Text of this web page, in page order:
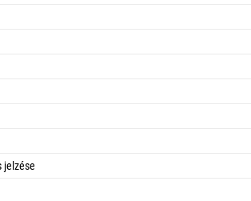
jelzése